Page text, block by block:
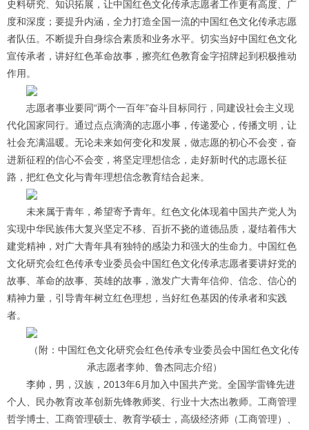
史料研究、知识拓展，让中国红色文化传承志愿者工作更有高度、广
度和深度；要提升内涵，全力打造全国一流的中国红色文化传承志愿
者队伍。不断提升自身综合素质和业务水平。切实当好中国红色文化
宣传承者，讲好红色革命故事，擦亮红色教育金字招牌起到积极推动
作用。
志愿者事业要同“两个一百年”奋斗目标同行，同建设社会主义现
代化国家同行。通过点点滴滴的志愿小事，传递爱心，传播文明，让
社会充满温暖。无论未来如何变化和发展，做志愿的初心不会变，奋
进新征程的信心不会变，将坚定理想信念，走好新时代的志愿长征
路，把红色文化与青年理想信念教育结合起来。
未来属于青年，希望寄予青年。红色文化体现着中国共产党人为
实现中华民族伟大复兴坚定不移、百折不挠的道德品质，凝结着伟大
建党精神，对广大青年具有独特的感染力和强大的生命力。中国红色
文化研究会红色传承专业委员会中国红色文化传承志愿者要讲好党的
故事、革命的故事、英雄的故事，激发广大青年信仰、信念、信心的
精神力量，引导青年树立红色理想，当好红色基因的传承者和实践
者。
（附：中国红色文化研究会红色传承专业委员会中国红色文化传
承志愿者李帅、鲁杰同志介绍）
李帅 ，男，汉族，2013年6月加入中国共产党。全国学雷锋先进
个人、民办教育改革创新先锋教师奖、行业十大杰出教师。工商管理
哲学博士、工商管理硕士、教育学硕士，高级经济师（工商管理）、